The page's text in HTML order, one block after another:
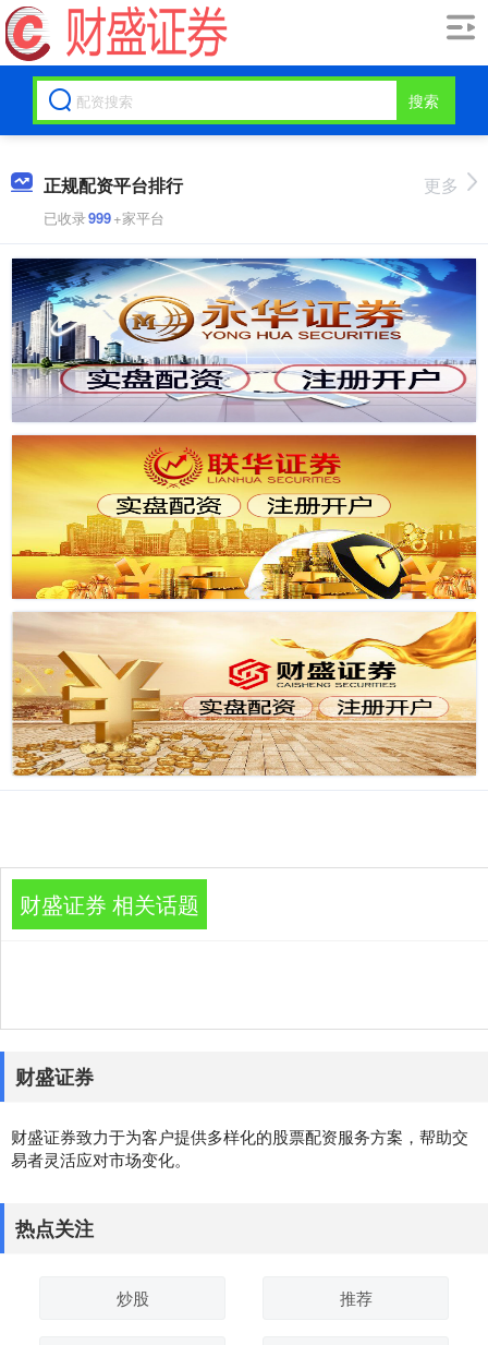
搜索
正规配资平台排行
已收录999+家平台
更多
财盛证券 相关话题
财盛证券
财盛证券致力于为客户提供多样化的股票配资服务方案，帮助交
易者灵活应对市场变化。
热点关注
炒股 推荐